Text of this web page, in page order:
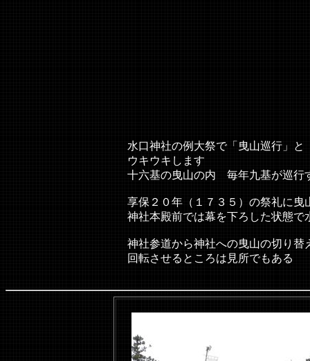
水口神社の例大祭で「曳山巡行」と「水口囃
ウキウキします
十六基の曳山の内 毎年九基が巡行
享保２０年（１７３５）の祭礼に曳山が登場
神社本殿前では幕を下ろした状態で水口
神社参道から神社への曳山の切り替えしと 拝
回転させるところは見所でもある